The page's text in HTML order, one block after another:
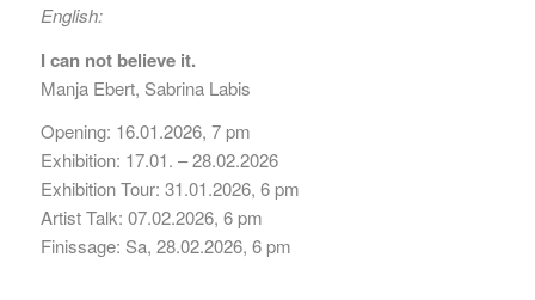
English:
I can not believe it.
Manja Ebert, Sabrina Labis
Opening: 16.01.2026, 7 pm
Exhibition: 17.01. – 28.02.2026
Exhibition Tour: 31.01.2026, 6 pm
Artist Talk: 07.02.2026, 6 pm
Finissage: Sa, 28.02.2026, 6 pm